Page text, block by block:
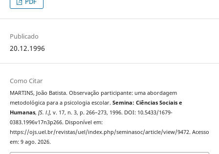
Publicado
20.12.1996
Como Citar
MARTINS, João Batista. Observação participante: uma abordagem
metodológica para a psicologia escolar. Semina: Ciências Sociais e
Humanas, [S. l.], v. 17, n. 3, p. 266–273, 1996. DOI: 10.5433/1679-
0383.1996v17n3p266. Disponível em:
https://ojs.uel.br/revistas/uel/index.php/seminasoc/article/view/9472. Acesso
em: 9 ago. 2026.